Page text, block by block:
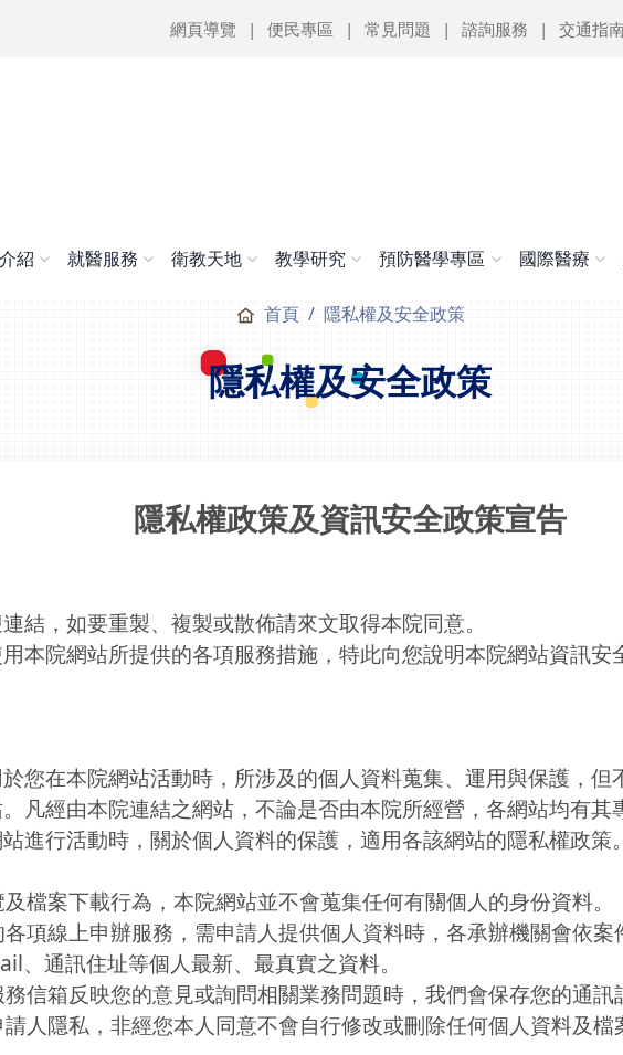
網頁導覽 便民專區 常見問題 諮詢服務 交通指
紹 就醫服務 衛教天地 教學研究 預防醫學專區 國際醫療
首頁 隱私權及安全政策
隱私權及安全政策
隱私權政策及資訊安全政策宣告
結，如要重製、複製或散佈請來文取得本院同意。
本院網站所提供的各項服務措施，特此向您說明本院網站資訊安
您在本院網站活動時，所涉及的個人資料蒐集、運用與保護，
凡經由本院連結之網站，不論是否由本院所經營，各網站均有
進行活動時，關於個人資料的保護，適用各該網站的隱私權政策。
檔案下載行為，本院網站並不會蒐集任何有關個人的身份資料。
項線上申辦服務，需申請人提供個人資料時，各承辦機關會依
、通訊住址等個人最新、最真實之資料。
信箱反映您的意見或詢問相關業務問題時，我們會保存您的通訊
人隱私，非經您本人同意不會自行修改或刪除任何個人資料及